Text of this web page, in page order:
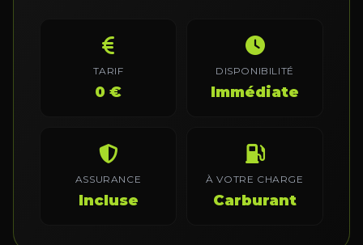
TARIF
0 €
DISPONIBILITÉ
Immédiate
ASSURANCE
Incluse
À VOTRE CHARGE
Carburant